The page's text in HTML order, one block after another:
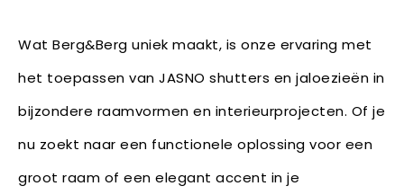
Wat Berg&Berg uniek maakt, is onze ervaring met
het toepassen van JASNO shutters en jaloezieën in
bijzondere raamvormen en interieurprojecten. Of je
nu zoekt naar een functionele oplossing voor een
groot raam of een elegant accent in je